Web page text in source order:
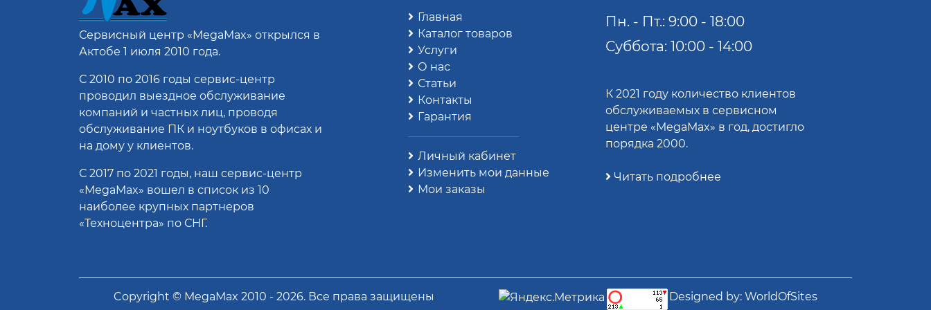
Сервисный центр «MegaMax» открылся в
Актобе 1 июля 2010 года.
С 2010 по 2016 годы сервис-центр
проводил выездное обслуживание
компаний и частных лиц, проводя
обслуживание ПК и ноутбуков в офисах и
на дому у клиентов.
С 2017 по 2021 годы, наш сервис-центр
«MegaMax» вошел в список из 10
наиболее крупных партнеров
«Техноцентра» по СНГ.
Главная
Каталог товаров
Услуги
О нас
Статьи
Контакты
Гарантия
Личный кабинет
Изменить мои данные
Мои заказы
Пн. - Пт.: 9:00 - 18:00
Суббота: 10:00 - 14:00
К 2021 году количество клиентов
обслуживаемых в сервисном
центре «MegaMax» в год, достигло
порядка 2000.
Читать подробнее
Copyright © MegaMax 2010 - 2026. Все права защищены Designed by: WorldOfSites